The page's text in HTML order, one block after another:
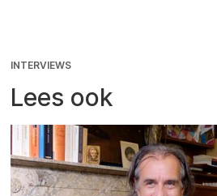
INTERVIEWS
Lees ook